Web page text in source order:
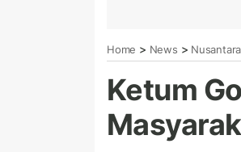
Home > News > Nusantara
Ketum